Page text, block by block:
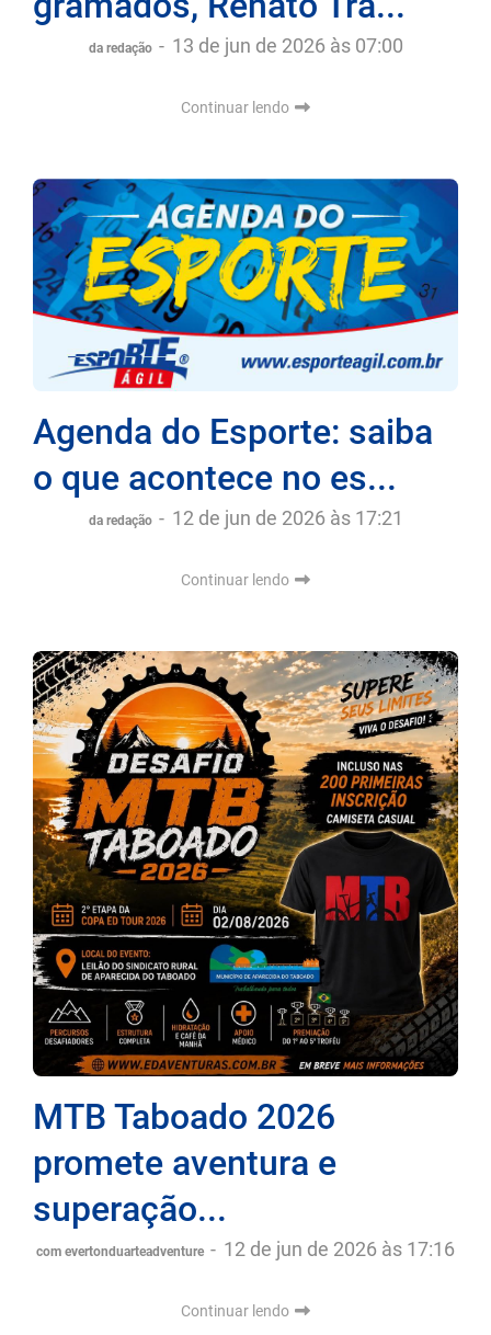
da redação - 13 de jun de 2026 às 07:00
Continuar lendo
Agenda do Esporte: saiba
o que acontece no es...
da redação - 12 de jun de 2026 às 17:21
Continuar lendo
MTB Taboado 2026
promete aventura e
superação...
com evertonduarteadventure - 12 de jun de 2026 às 17:16
Continuar lendo